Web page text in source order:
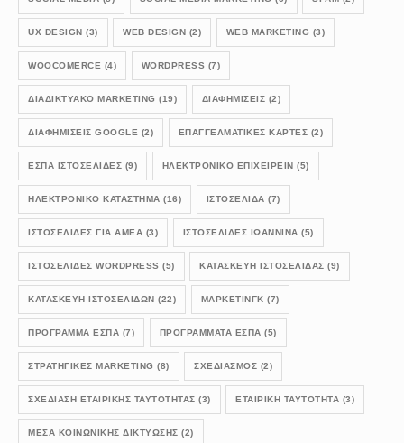
UX DESIGN (3) WEB DESIGN (2) WEB MARKETING (3)
WOOCOMERCE (4) WORDPRESS (7)
ΔΙΑΔΙΚΤΥΑΚΟ MARKETING (19) ΔΙΑΦΗΜΙΣΕΙΣ (2)
ΔΙΑΦΗΜΙΣΕΙΣ GOOGLE (2) ΕΠΑΓΓΕΛΜΑΤΙΚΕΣ ΚΑΡΤΕΣ (2)
ΕΣΠΑ ΙΣΤΟΣΕΛΙΔΕΣ (9) ΗΛΕΚΤΡΟΝΙΚΟ ΕΠΙΧΕΙΡΕΙΝ (5)
ΗΛΕΚΤΡΟΝΙΚΟ ΚΑΤΑΣΤΗΜΑ (16) ΙΣΤΟΣΕΛΙΔΑ (7)
ΙΣΤΟΣΕΛΙΔΕΣ ΓΙΑ ΑΜΕΑ (3) ΙΣΤΟΣΕΛΙΔΕΣ ΙΩΑΝΝΙΝΑ (5)
ΙΣΤΟΣΕΛΊΔΕΣ WORDPRESS (5) ΚΑΤΑΣΚΕΥΗ ΙΣΤΟΣΕΛΙΔΑΣ (9)
ΚΑΤΑΣΚΕΥΗ ΙΣΤΟΣΕΛΙΔΩΝ (22) ΜΑΡΚΕΤΙΝΓΚ (7)
ΠΡΟΓΡΑΜΜΑ ΕΣΠΑ (7) ΠΡΟΓΡΑΜΜΑΤΑ ΕΣΠΑ (5)
ΣΤΡΑΤΗΓΙΚΕΣ MARKETING (8) ΣΧΕΔΙΑΣΜΟΣ (2)
ΣΧΕΔΊΑΣΗ ΕΤΑΙΡΙΚΉΣ ΤΑΥΤΌΤΗΤΑΣ (3) ΕΤΑΙΡΙΚΉ ΤΑΥΤΌΤΗΤΑ (3)
ΜΈΣΑ ΚΟΙΝΩΝΙΚΉΣ ΔΙΚΤΎΩΣΗΣ (2)